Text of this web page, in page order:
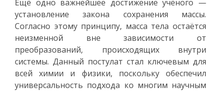
Ещё одно важнейшее достижение учёного —
установление закона сохранения массы.
Согласно этому принципу, масса тела остаётся
неизменной вне зависимости от
преобразований, происходящих внутри
системы. Данный постулат стал ключевым для
всей химии и физики, поскольку обеспечил
универсальность подхода ко многим научным